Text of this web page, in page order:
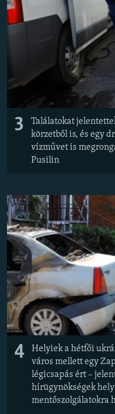
3
Találatokat
körzetből is, és egy
vízművet is
Pusilin
4
Helyiek a hétfői
város mellett egy
légicsapás ért –
hírügynökségek
mentőszolgálatokra